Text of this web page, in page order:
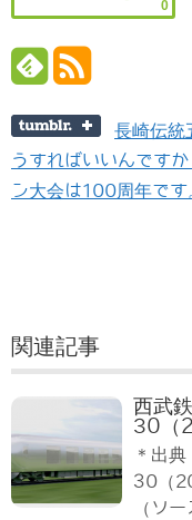
0
長崎伝統
うすればいいんですか
ン大会は100周年です
関連記事
西武
30（
＊出
30（
（ソ